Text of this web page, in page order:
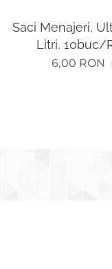
Saci Menajeri,
Litri, 10buc/
6,00 RON